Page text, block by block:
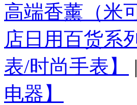
高端香薰（米
店日用百货系
表/时尚手表】
|
电器】